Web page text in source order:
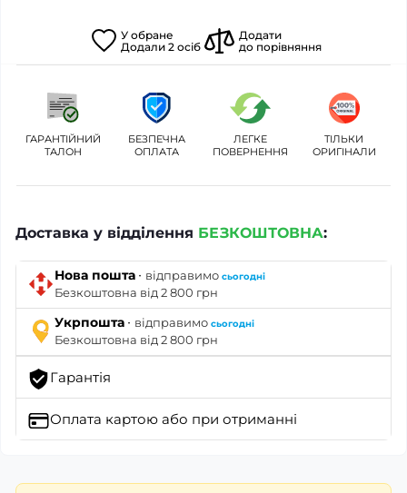
У обране
Додали 2 осіб
Додати
до порівняння
ГАРАНТІЙНИЙ
ТАЛОН
БЕЗПЕЧНА
ОПЛАТА
ЛЕГКЕ
ПОВЕРНЕННЯ
ТІЛЬКИ
ОРИГІНАЛИ
Доставка у відділення БЕЗКОШТОВНА:
Нова пошта · відправимо сьогодні
Безкоштовна від 2 800 грн
Укрпошта · відправимо сьогодні
Безкоштовна від 2 800 грн
Гарантія
Оплата картою або при отриманні